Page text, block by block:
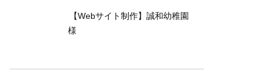
【Webサイト制作】誠和幼稚園
様